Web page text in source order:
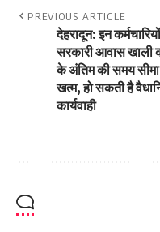
PREVIOUS ARTICLE
देहरादून: इन
सरकारी आवास खाली
के अंतिम की समय
खत्म, हो सकती है
कार्यवाही